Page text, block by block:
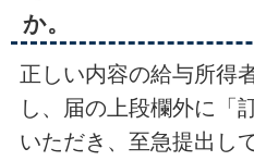
か。
正しい内容の給与所得
し、届の上段欄外に「
いただき、至急提出し